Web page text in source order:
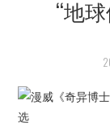
“地